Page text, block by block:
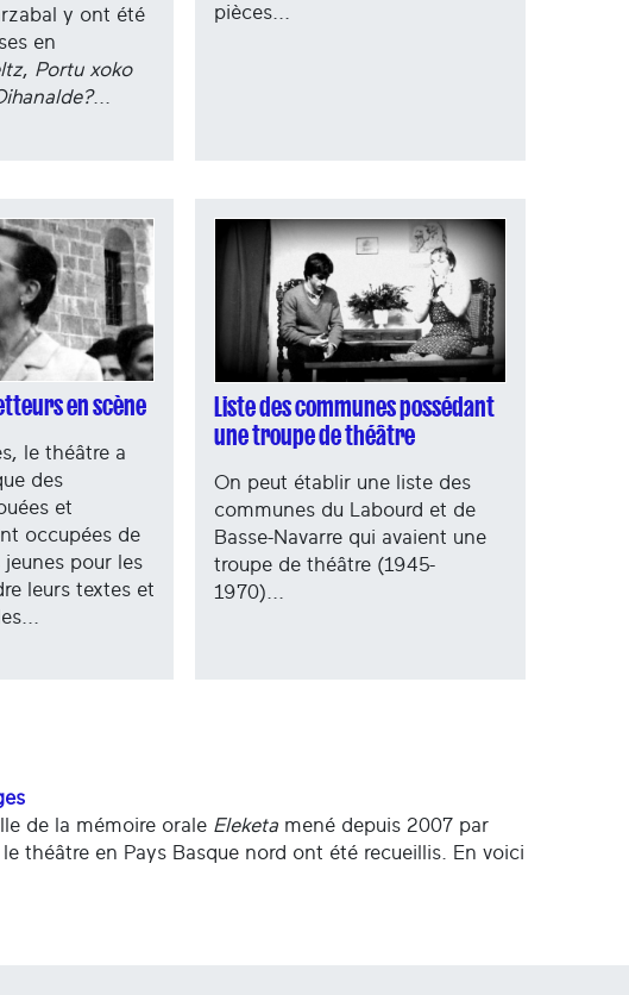
y ont été
en
, Portu xoko
...
pièces...
en scène
le théâtre a
des
et
occupées de
pour les
leurs textes et
Liste des communes possédant
une troupe de théâtre
On peut établir une liste des
communes du Labourd et de
Basse-Navarre qui avaient une
troupe de théâtre (1945-
1970)...
de la mémoire orale Eleketa mené depuis 2007 par
théâtre en Pays Basque nord ont été recueillis. En voici